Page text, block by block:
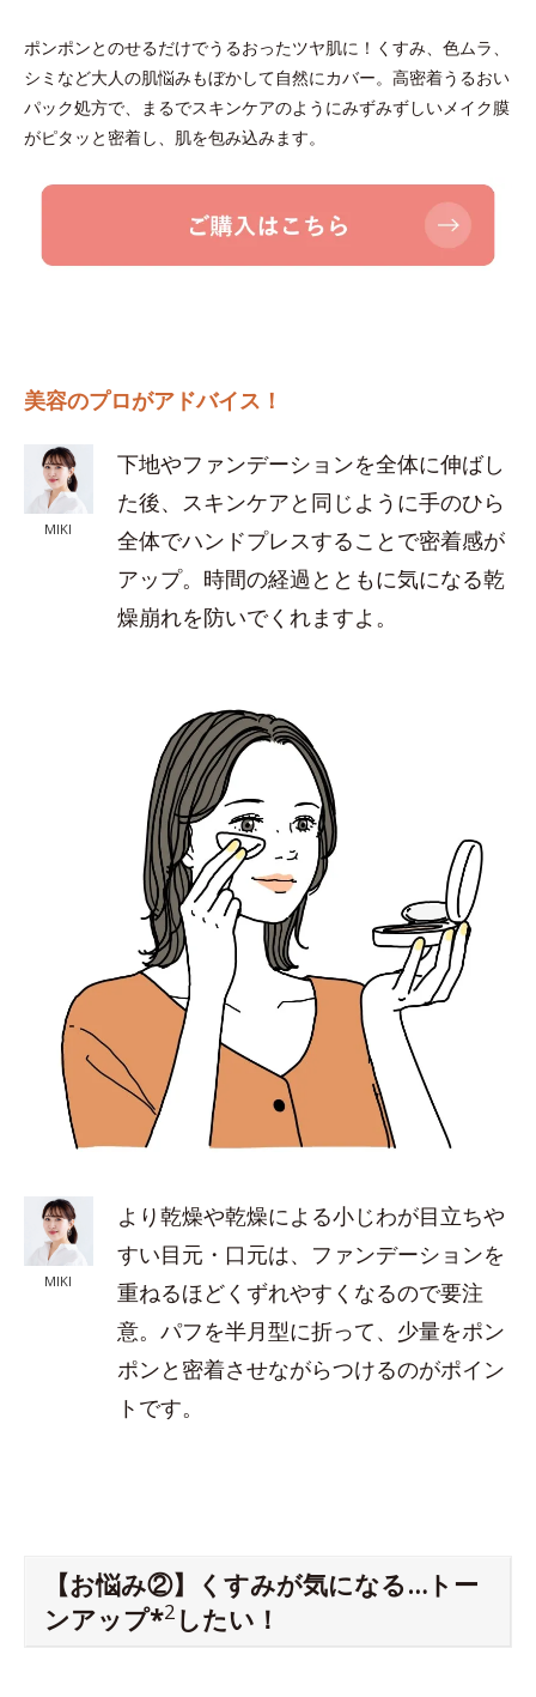
ポンポンとのせるだけでうるおったツヤ肌に！くすみ、色ムラ、
シミなど大人の肌悩みもぼかして自然にカバー。高密着うるおい
パック処方で、まるでスキンケアのようにみずみずしいメイク膜
がピタッと密着し、肌を包み込みます。
美容のプロがアドバイス！
MIKI
下地やファンデーションを全体に伸ばし
た後、スキンケアと同じように手のひら
全体でハンドプレスすることで密着感が
アップ。時間の経過とともに気になる乾
燥崩れを防いでくれますよ。
MIKI
より乾燥や乾燥による小じわが目立ちや
すい目元・口元は、ファンデーションを
重ねるほどくずれやすくなるので要注
意。パフを半月型に折って、少量をポン
ポンと密着させながらつけるのがポイン
トです。
【お悩み②】くすみが気になる…トー
ンアップ*2 したい！